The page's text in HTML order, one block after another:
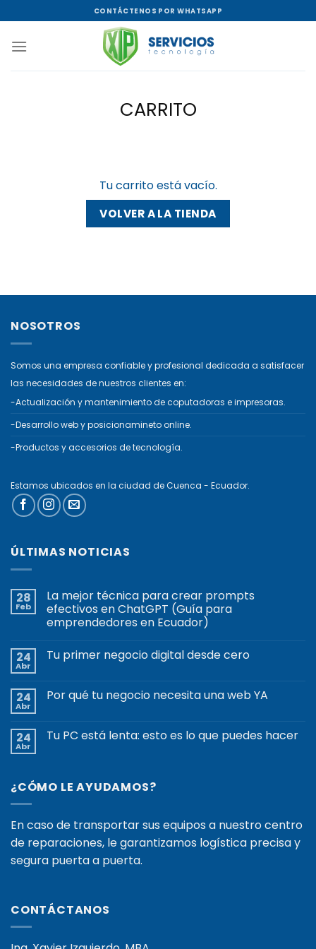
al
contenido
CONTÁCTENOS POR WHATSAPP
CARRITO
Tu carrito está vacío.
VOLVER A LA TIENDA
NOSOTROS
Somos una empresa confiable y profesional dedicada a satisfacer
las necesidades de nuestros clientes en:
-Actualización y mantenimiento de coputadoras e impresoras.
-Desarrollo web y posicionamineto online.
-Productos y accesorios de tecnología.
Estamos ubicados en la ciudad de Cuenca - Ecuador.
ÚLTIMAS NOTICIAS
28
Feb
La mejor técnica para crear prompts
efectivos en ChatGPT (Guía para
emprendedores en Ecuador)
24
Abr
Tu primer negocio digital desde cero
24
Abr
Por qué tu negocio necesita una web YA
24
Abr
Tu PC está lenta: esto es lo que puedes hacer
¿CÓMO LE AYUDAMOS?
En caso de transportar sus equipos a nuestro centro
de reparaciones, le garantizamos logística precisa y
segura puerta a puerta.
CONTÁCTANOS